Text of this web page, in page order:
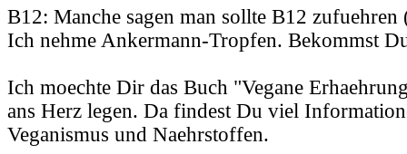
B12: Manche sagen man sollte B12 zufuehren
Ich nehme Ankermann-Tropfen. Bekommst
Ich moechte Dir das Buch "Vegane
ans Herz legen. Da findest Du viel
Veganismus und Naehrstoffen.